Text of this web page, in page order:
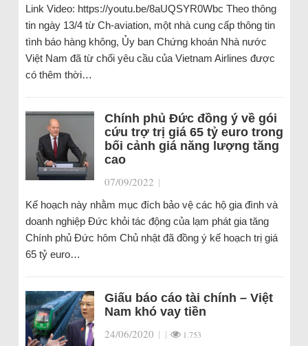
Link Video: https://youtu.be/8aUQSYR0Wbc Theo thông
tin ngày 13/4 từ Ch-aviation, một nhà cung cấp thông tin
tình báo hàng không, Ủy ban Chứng khoán Nhà nước
Việt Nam đã từ chối yêu cầu của Vietnam Airlines được
có thêm thời…
Chính phủ Đức đồng ý về gói
cứu trợ trị giá 65 tỷ euro trong
bối cảnh giá năng lượng tăng
cao
07/09/2022 |
Kế hoạch này nhằm mục đích bảo vệ các hộ gia đình và
doanh nghiệp Đức khỏi tác động của lạm phát gia tăng
Chính phủ Đức hôm Chủ nhật đã đồng ý kế hoạch trị giá
65 tỷ euro…
Giấu báo cáo tài chính – Việt
Nam khó vay tiền
24/06/2020 | | 1.753